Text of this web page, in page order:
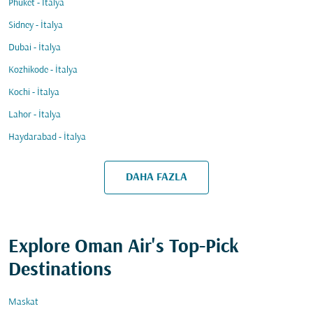
Phuket - İtalya
Sidney - İtalya
Dubai - İtalya
Kozhikode - İtalya
Kochi - İtalya
Lahor - İtalya
Haydarabad - İtalya
DAHA FAZLA
Explore Oman Air's Top-Pick
Destinations
Maskat